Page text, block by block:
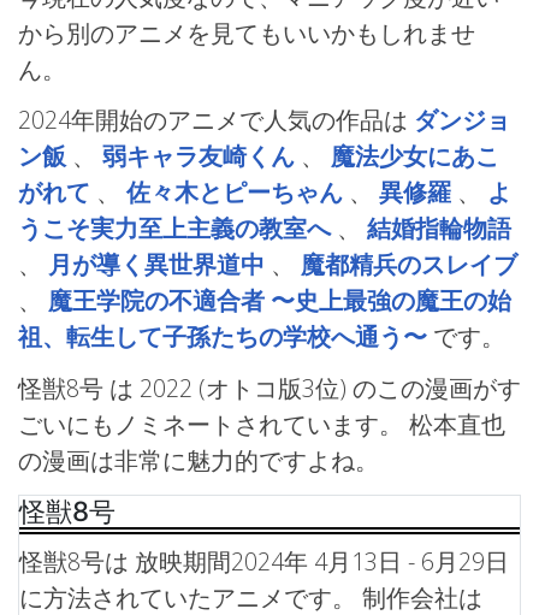
から別のアニメを見てもいいかもしれませ
ん。
2024年開始のアニメで人気の作品は ダンジョ
ン飯 、 弱キャラ友崎くん 、 魔法少女にあこ
がれて 、 佐々木とピーちゃん 、 異修羅 、 よ
うこそ実力至上主義の教室へ 、 結婚指輪物語
、 月が導く異世界道中 、 魔都精兵のスレイブ
、 魔王学院の不適合者 〜史上最強の魔王の始
祖、転生して子孫たちの学校へ通う〜 です。
怪獣8号 は 2022 (オトコ版3位) のこの漫画がす
ごいにもノミネートされています。 松本直也
の漫画は非常に魅力的ですよね。
怪獣8号
怪獣8号は 放映期間2024年 4月13日 - 6月29日
に方法されていたアニメです。 制作会社は